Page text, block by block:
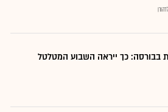
בבורסה: כך ייראה השבוע המטלטל